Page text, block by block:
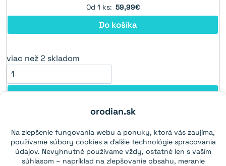
orodian.sk
Na zlepšenie fungovania webu a ponuky, ktorá vás zaujíma,
používame súbory cookies a ďalšie technológie spracovania
údajov. Nevyhnutné používame vždy, ostatné len s vaším
súhlasom – napríklad na zlepšovanie obsahu, meranie
Od 1 ks: 59,99€
Do košíka
viac než 2 skladom
Do košíka
Sketchpaint popisovateľná farba 0,5 l biela
lesklá